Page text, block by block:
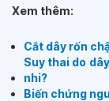
Xem thêm:
Cắt dây rốn
Suy thai do
nhi?
Biến chứng